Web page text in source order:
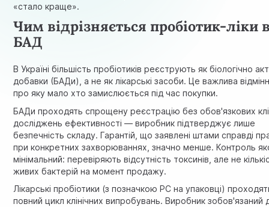
«стало краще».
Чим відрізняється пробіотик-ліки
БАД
В Україні більшість пробіотиків реєструють як біологічно
добавки (БАДи), а не як лікарські засоби. Це важлива
про яку мало хто замислюється під час покупки.
БАДи проходять спрощену реєстрацію без обов'язкових
досліджень ефективності — виробник підтверджує лише
безпечність складу. Гарантій, що заявлені штами справді
при конкретних захворюваннях, значно менше. Контроль
мінімальний: перевіряють відсутність токсинів, але не
живих бактерій на момент продажу.
Лікарські пробіотики (з позначкою РС на упаковці)
повний цикл клінічних випробувань. Виробник зобов'язаний